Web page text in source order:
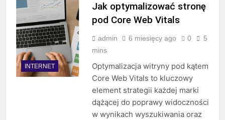
INTERNET
Jak optymalizować stronę
pod Core Web Vitals
admin 6 miesięcy ago 0
5
mins
Optymalizacja witryny pod kątem
Core Web Vitals to kluczowy
element strategii każdej marki
dążącej do poprawy widoczności
w wynikach wyszukiwania oraz